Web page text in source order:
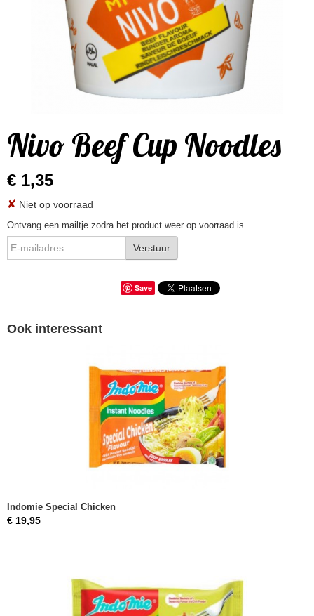
Nivo Beef Cup Noodles
€ 1,35
✘ Niet op voorraad
Ontvang een mailtje zodra het product weer op voorraad is.
Verstuur
Save
Ook interessant
Indomie Special Chicken
€ 19,95